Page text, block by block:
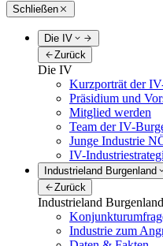
Schließen
Die IV
Zurück
Die IV
Kurzporträt der
Präsidium und
Mitglied werden
Team der IV-
Junge Industrie
IV-
Industrieland Burgenland
Zurück
Industrieland Burgenland
Industrie zum